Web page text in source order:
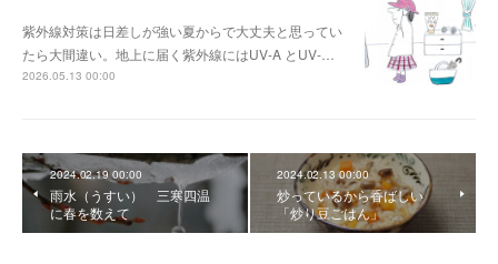
紫外線対策は日差しが強い夏からで大丈夫と思ってい
たら大間違い。地上に届く紫外線にはUV-A とUV-…
2026.05.13 00:00
2024.02.19 00:00
雨水（うすい） 三寒四温
に春を数えて
2024.02.13 00:00
炒っているから香ばしい
「炒り豆ごはん」